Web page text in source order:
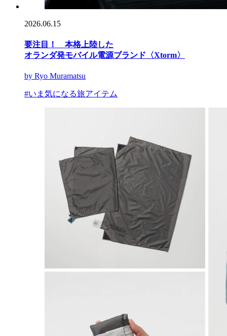
2026.06.15
要注目！ 本格上陸した
オランダ発モバイル電源ブランド〈Xtorm〉
by Ryo Muramatsu
#いま気になる旅アイテム